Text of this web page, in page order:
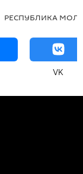
РЕСПУБЛИКА
VK